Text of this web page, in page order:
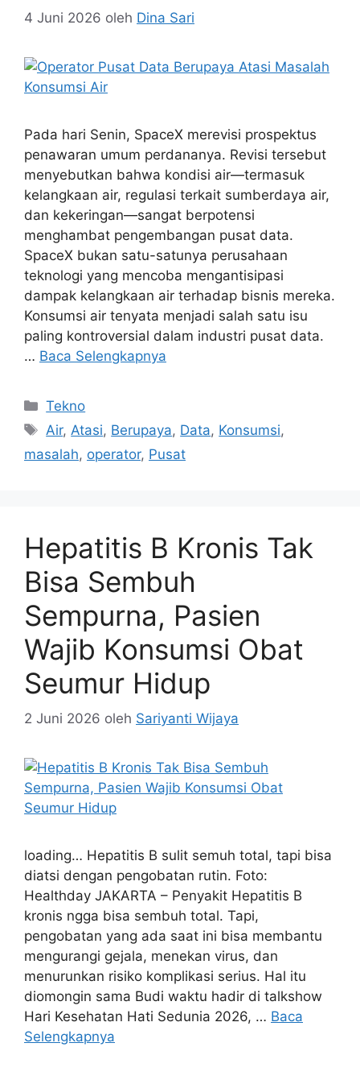
4 Juni 2026 oleh Dina Sari
Pada hari Senin, SpaceX merevisi prospektus
penawaran umum perdananya. Revisi tersebut
menyebutkan bahwa kondisi air—termasuk
kelangkaan air, regulasi terkait sumberdaya air,
dan kekeringan—sangat berpotensi
menghambat pengembangan pusat data.
SpaceX bukan satu-satunya perusahaan
teknologi yang mencoba mengantisipasi
dampak kelangkaan air terhadap bisnis mereka.
Konsumsi air tenyata menjadi salah satu isu
paling kontroversial dalam industri pusat data.
… Baca Selengkapnya
Kategori
Tekno
Tag
Air, Atasi, Berupaya, Data, Konsumsi,
masalah, operator, Pusat
Hepatitis B Kronis Tak
Bisa Sembuh
Sempurna, Pasien
Wajib Konsumsi Obat
Seumur Hidup
2 Juni 2026 oleh Sariyanti Wijaya
loading… Hepatitis B sulit semuh total, tapi bisa
diatsi dengan pengobatan rutin. Foto:
Healthday JAKARTA – Penyakit Hepatitis B
kronis ngga bisa sembuh total. Tapi,
pengobatan yang ada saat ini bisa membantu
mengurangi gejala, menekan virus, dan
menurunkan risiko komplikasi serius. Hal itu
diomongin sama Budi waktu hadir di talkshow
Hari Kesehatan Hati Sedunia 2026, … Baca
Selengkapnya